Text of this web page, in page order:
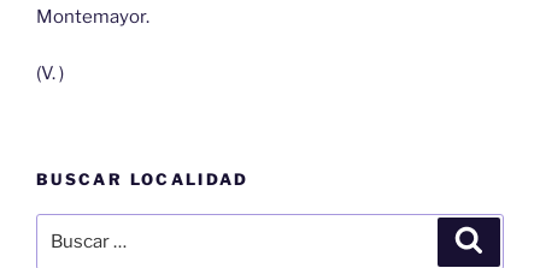
Montemayor.
(V. )
BUSCAR LOCALIDAD
por: